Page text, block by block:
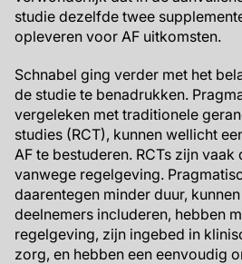
studie dezelfde twee
opleveren voor AF uitkomsten.
Schnabel ging verder met het
de studie te benadrukken.
vergeleken met traditionele
studies (RCT), kunnen wellicht
AF te bestuderen. RCTs zijn
vanwege regelgeving.
daarentegen minder duur,
deelnemers includeren, hebben
regelgeving, zijn ingebed in
zorg, en hebben een eenvoudig